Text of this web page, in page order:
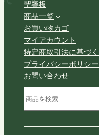
聖響板
商品一覧
お買い物カゴ
マイアカウント
特定商取引法に基づ
プライバシーポリシー
お問い合わせ
索